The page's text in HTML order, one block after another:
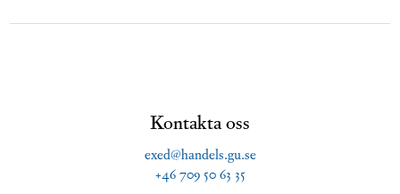
Kontakta oss
exed@handels.gu.se
+46 709 50 63 35